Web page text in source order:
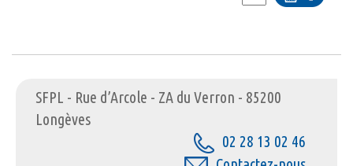
au
SFPL - Rue d’Arcole - ZA du Verron - 85200
Longèves
02 28 13 02 46